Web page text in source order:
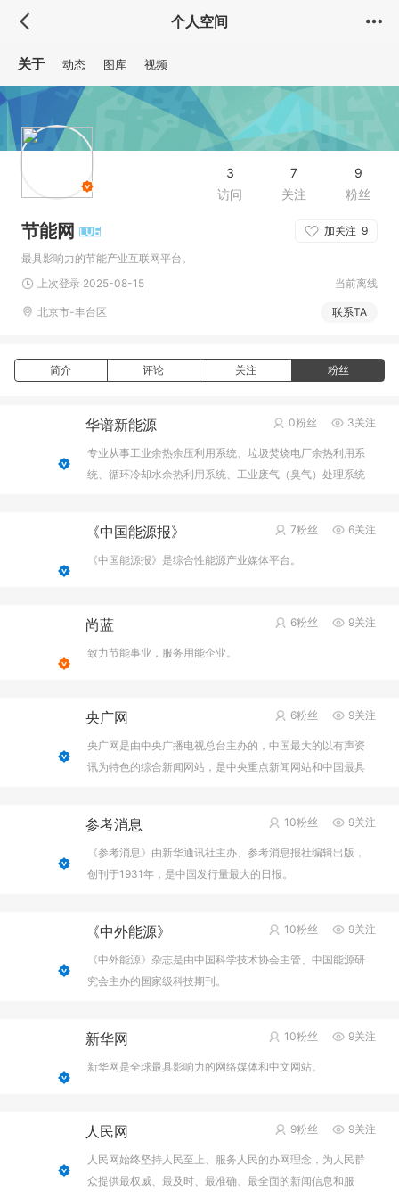
个人空间
9
粉丝
7
关注
3
访问
节能网 加关注 9
最具影响力的节能产业互联网平台。
上次登录 2025-08-15
当前离线
北京市-丰台区 联系TA
关于 动态 图库 视频
简介 评论 关注 粉丝
3关注
0粉丝
华谱新能源
专业从事工业余热余压利用系统、垃圾焚烧电厂余热利用系
统、循环冷却水余热利用系统、工业废气（臭气）处理系统
6关注
7粉丝
《中国能源报》
《中国能源报》是综合性能源产业媒体平台。
9关注
6粉丝
尚蓝
致力节能事业，服务用能企业。
9关注
6粉丝
央广网
央广网是由中央广播电视总台主办的，中国最大的以有声资
讯为特色的综合新闻网站，是中央重点新闻网站和中国最具
9关注
10粉丝
参考消息
《参考消息》由新华通讯社主办、参考消息报社编辑出版，
创刊于1931年，是中国发行量最大的日报。
9关注
10粉丝
《中外能源》
《中外能源》杂志是由中国科学技术协会主管、中国能源研
究会主办的国家级科技期刊。
9关注
10粉丝
新华网
新华网是全球最具影响力的网络媒体和中文网站。
9关注
9粉丝
人民网
人民网始终坚持人民至上、服务人民的办网理念，为人民群
众提供最权威、最及时、最准确、最全面的新闻信息和服